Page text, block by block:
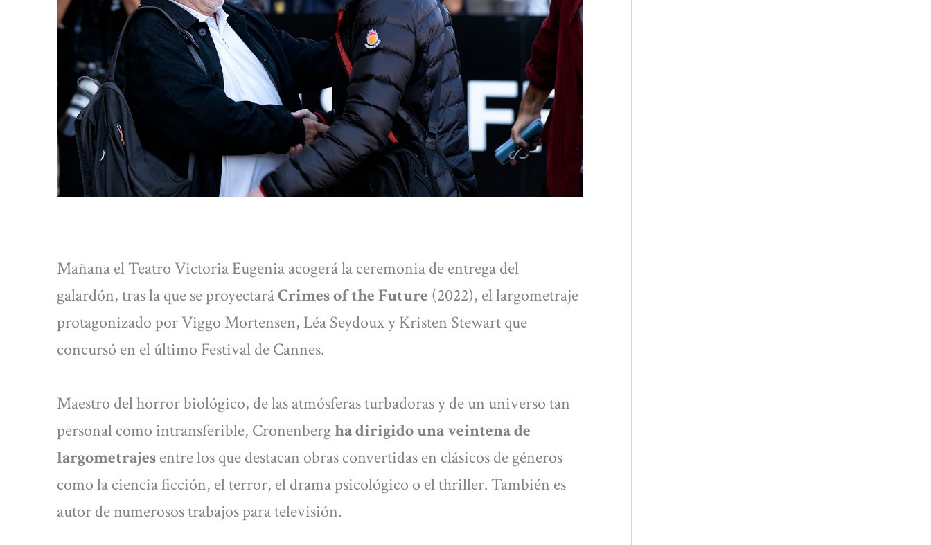
Mañana el Teatro Victoria Eugenia acogerá la ceremonia de entrega del
galardón, tras la que se proyectaráCrimes of the Future (2022), el largometraje
protagonizado por Viggo Mortensen, Léa Seydoux y Kristen Stewart que
concursó en el último Festival de Cannes.
Maestro del horror biológico, de las atmósferas turbadoras y de un universo tan
personal como intransferible, Cronenbergha dirigido una veintena de
largometrajesentre los que destacan obras convertidas en clásicos de géneros
como la ciencia ficción, el terror, el drama psicológico o el thriller. También es
autor de numerosos trabajos para televisión.